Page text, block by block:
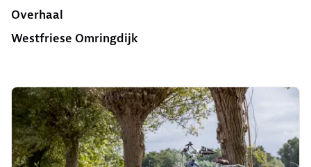
Overhaal
Westfriese Omringdijk